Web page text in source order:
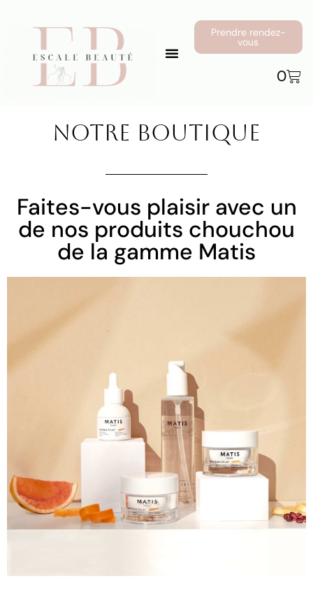
Prendre rendez-
vous
0
Notre Boutique
Faites-vous plaisir avec un
de nos produits chouchou
de la gamme Matis